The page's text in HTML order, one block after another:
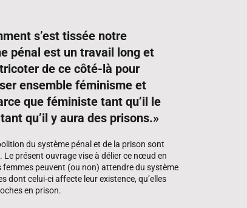
s’est tissée notre
pénal est un travail long et
de ce côté-là pour
ensemble féminisme et
que féministe tant qu’il le
qu’il y aura des prisons.»
du système pénal et de la prison sont
présent ouvrage vise à délier ce nœud en
peuvent (ou non) attendre du système
dont celui-ci affecte leur existence, qu’elles
en prison.